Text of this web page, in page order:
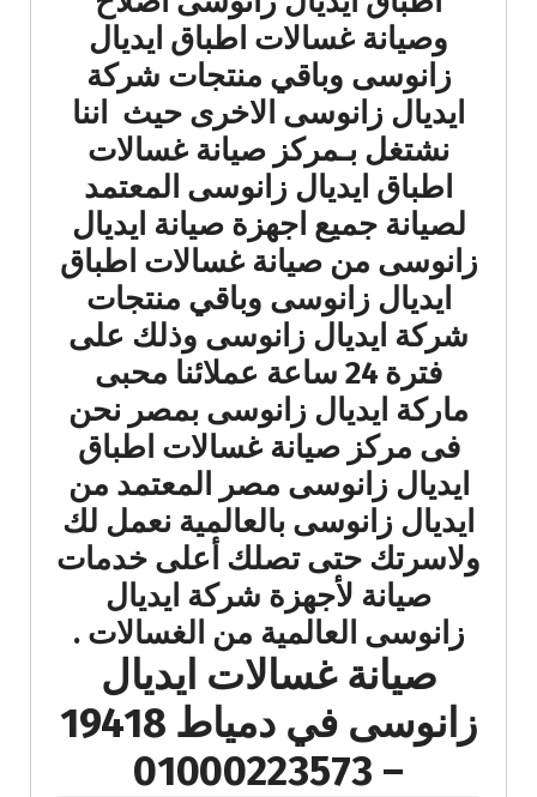
وصيانة غسالات اطباق ايديال
زانوسى وباقي منتجات شركة
ايديال زانوسى الاخرى حيث اننا
نشتغل بـمركز صيانة غسالات
اطباق ايديال زانوسى المعتمد
لصيانة جميع اجهزة صيانة ايديال
زانوسى من صيانة غسالات اطباق
ايديال زانوسى وباقي منتجات
شركة ايديال زانوسى وذلك على
فترة 24 ساعة عملائنا محبى
ماركة ايديال زانوسى بمصر نحن
فى مركز صيانة غسالات اطباق
ايديال زانوسى مصر المعتمد من
ايديال زانوسى بالعالمية نعمل لك
ولاسرتك حتى تصلك أعلى خدمات
صيانة لأجهزة شركة ايديال
زانوسى العالمية من الغسالات .
صيانة غسالات ايديال
زانوسى في دمياط 19418
– 01000223573